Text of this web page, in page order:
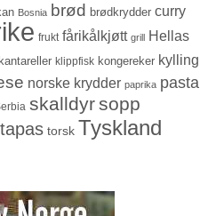
Bosnia brød brødkrydder curry
frukt fårikålkjøtt grill Hellas
kantareller klippfisk kongereker kylling
norske krydder paprika pasta
skalldyrsopp
tapas torsk Tyskland